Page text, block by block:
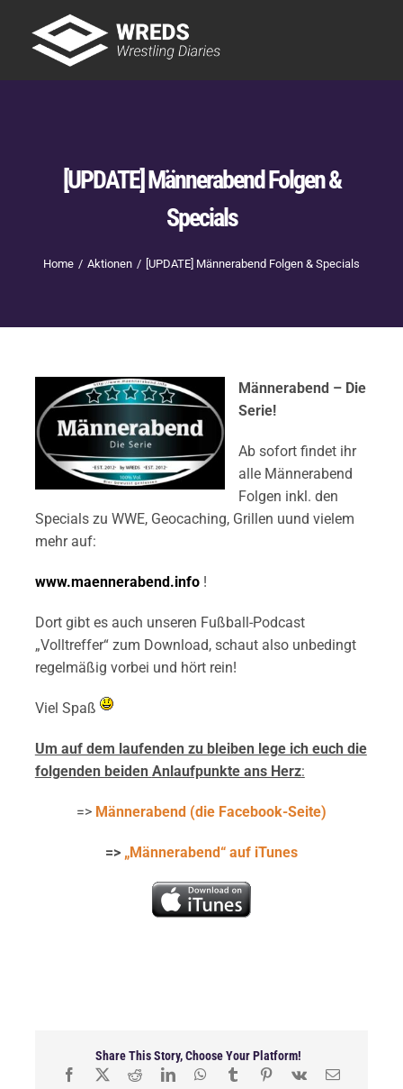
content
[UPDATE] Männerabend Folgen &
Specials
Home Aktionen [UPDATE] Männerabend Folgen & Specials
Männerabend – Die
Serie!
Ab sofort findet ihr
alle Männerabend
Folgen inkl. den
Specials zu WWE, Geocaching, Grillen uund vielem
mehr auf:
www.maennerabend.info!
Dort gibt es auch unseren Fußball-Podcast
„Volltreffer“ zum Download, schaut also unbedingt
regelmäßig vorbei und hört rein!
Viel Spaß
Um auf dem laufenden zu bleiben lege ich euch die
folgenden beiden Anlaufpunkte ans Herz:
=> Männerabend (die Facebook-Seite)
=> „Männerabend“ auf iTunes
Share This Story, Choose Your Platform!